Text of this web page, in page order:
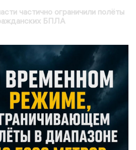
частично ограничили полёты
БПЛА